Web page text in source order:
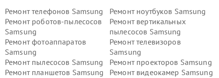
Ремонт телефонов Samsung
Ремонт ноутбуков Samsung
Ремонт роботов-пылесосов
Samsung
Ремонт вертикальных
пылесосов Samsung
Ремонт фотоаппаратов
Samsung
Ремонт телевизоров
Samsung
Ремонт пылесосов Samsung
Ремонт проекторов Samsung
Ремонт планшетов Samsung
Ремонт видеокамер Samsung